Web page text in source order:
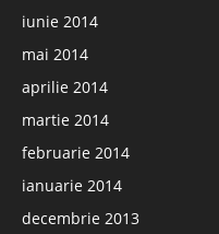
iunie 2014
mai 2014
aprilie 2014
martie 2014
februarie 2014
ianuarie 2014
decembrie 2013